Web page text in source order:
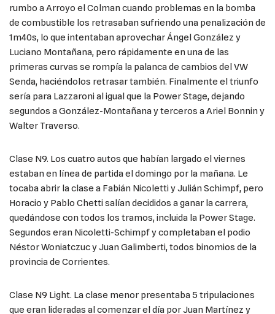
rumbo a Arroyo el Colman cuando problemas en la bomba
de combustible los retrasaban sufriendo una penalización de
1m40s, lo que intentaban aprovechar Ángel González y
Luciano Montañana, pero rápidamente en una de las
primeras curvas se rompía la palanca de cambios del VW
Senda, haciéndolos retrasar también. Finalmente el triunfo
sería para Lazzaroni al igual que la Power Stage, dejando
segundos a González-Montañana y terceros a Ariel Bonnin y
Walter Traverso.
Clase N9. Los cuatro autos que habían largado el viernes
estaban en línea de partida el domingo por la mañana. Le
tocaba abrir la clase a Fabián Nicoletti y Julián Schimpf, pero
Horacio y Pablo Chetti salían decididos a ganar la carrera,
quedándose con todos los tramos, incluida la Power Stage.
Segundos eran Nicoletti-Schimpf y completaban el podio
Néstor Woniatczuc y Juan Galimberti, todos binomios de la
provincia de Corrientes.
Clase N9 Light. La clase menor presentaba 5 tripulaciones
que eran lideradas al comenzar el día por Juan Martínez y